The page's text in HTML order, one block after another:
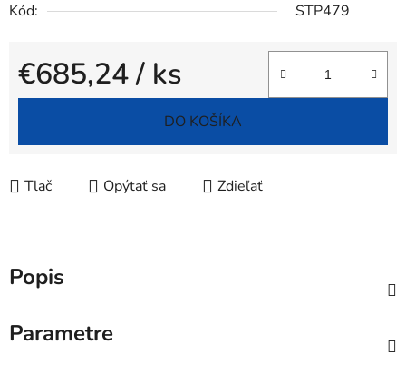
Kód:
STP479
€685,24/ ks
Jednotková cena:
DO KOŠÍKA
Tlač Opýtať sa Zdieľať
Popis
Parametre